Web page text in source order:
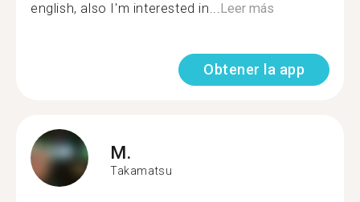
english, also I'm interested in...Leer más
Obtener la app
M.
Takamatsu